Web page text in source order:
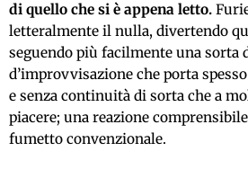
di quello che si è appena letto.
letteralmente il nulla, divertendo
seguendo più facilmente una sorta
d’improvvisazione che porta
e senza continuità di sorta che a
piacere; una reazione
fumetto convenzionale.